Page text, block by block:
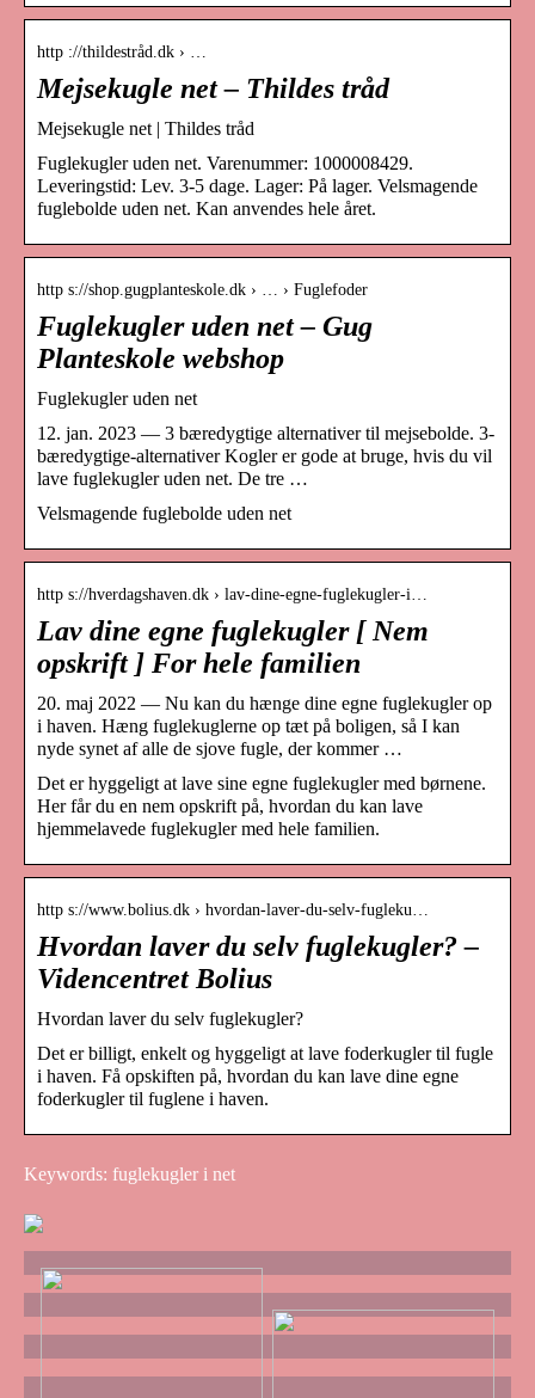
http ://thildestråd.dk › …
Mejsekugle net – Thildes tråd
Mejsekugle net | Thildes tråd
Fuglekugler uden net. Varenummer: 1000008429.
Leveringstid: Lev. 3-5 dage. Lager: På lager. Velsmagende
fuglebolde uden net. Kan anvendes hele året.
http s://shop.gugplanteskole.dk › … › Fuglefoder
Fuglekugler uden net – Gug
Planteskole webshop
Fuglekugler uden net
12. jan. 2023 — 3 bæredygtige alternativer til mejsebolde. 3-
bæredygtige-alternativer Kogler er gode at bruge, hvis du vil
lave fuglekugler uden net. De tre …
Velsmagende fuglebolde uden net
http s://hverdagshaven.dk › lav-dine-egne-fuglekugler-i…
Lav dine egne fuglekugler [ Nem
opskrift ] For hele familien
20. maj 2022 — Nu kan du hænge dine egne fuglekugler op
i haven. Hæng fuglekuglerne op tæt på boligen, så I kan
nyde synet af alle de sjove fugle, der kommer …
Det er hyggeligt at lave sine egne fuglekugler med børnene.
Her får du en nem opskrift på, hvordan du kan lave
hjemmelavede fuglekugler med hele familien.
http s://www.bolius.dk › hvordan-laver-du-selv-fugleku…
Hvordan laver du selv fuglekugler? –
Videncentret Bolius
Hvordan laver du selv fuglekugler?
Det er billigt, enkelt og hyggeligt at lave foderkugler til fugle
i haven. Få opskiften på, hvordan du kan lave dine egne
foderkugler til fuglene i haven.
Keywords: fuglekugler i net